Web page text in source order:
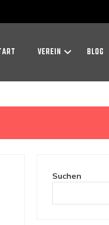
VEREIN BLOG
Suchen